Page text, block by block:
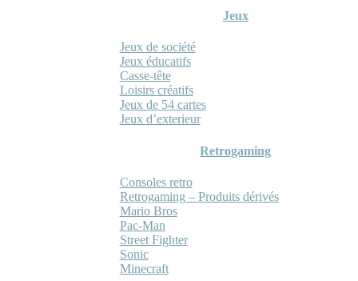
Jeux
Jeux de société
Jeux éducatifs
Casse-tête
Loisirs créatifs
Jeux de 54 cartes
Jeux d’exterieur
Retrogaming
Consoles retro
Retrogaming – Produits dérivés
Mario Bros
Pac-Man
Street Fighter
Sonic
Minecraft